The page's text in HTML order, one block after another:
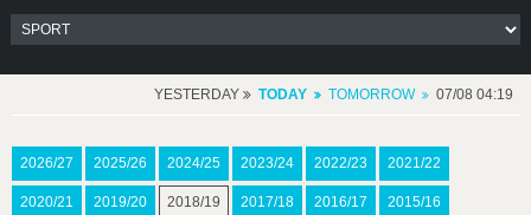
YESTERDAY TODAY TOMORROW 07/08 04:19
2026/27 2025/26 2024/25 2023/24 2022/23 2021/22
2020/21 2019/20 2018/19 2017/18 2016/17 2015/16